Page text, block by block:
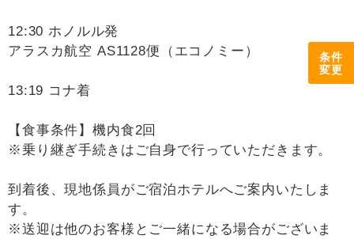
条件
変更
12:30 ホノルル発
アラスカ航空 AS1128便（エコノミー）
13:19 コナ着
【食事条件】機内食2回
※乗り継ぎ手続きはご自身で行っていただきます。
到着後、現地係員がご宿泊ホテルへご案内いたしま
す。
※送迎は他のお客様とご一緒になる場合がございま